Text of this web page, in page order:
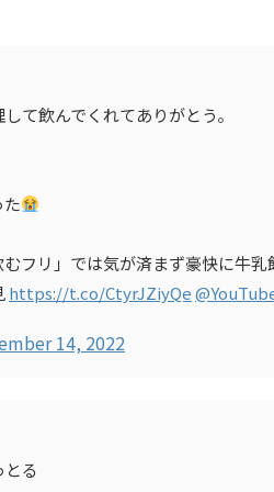
て飲んでくれてありがとう。
フリ」では気が済まず豪快に牛乳
https://t.co/CtyrJZiyQe
14, 2022
る